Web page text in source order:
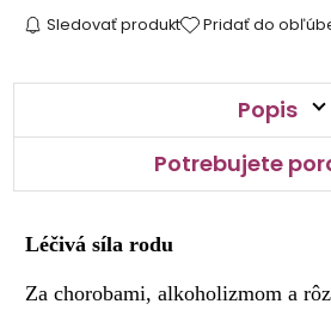
Sledovať produkt Pridať do
Popis
Potrebujete
Léčivá síla rodu
Za chorobami, alkoholizmom a